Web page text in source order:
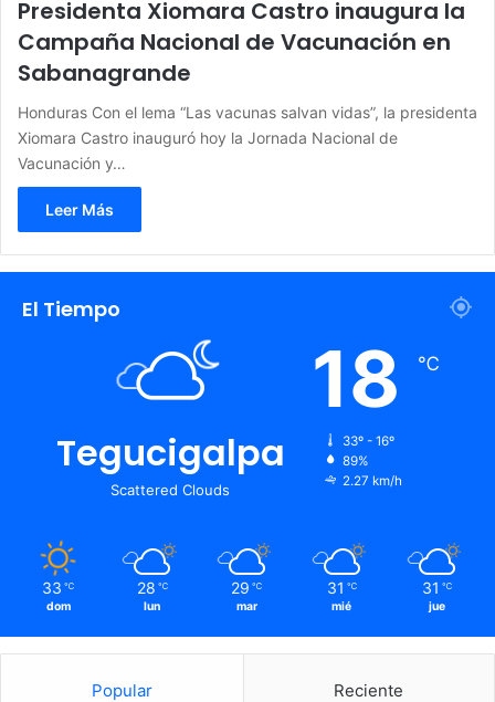
Presidenta Xiomara Castro inaugura la
Campaña Nacional de Vacunación en
Sabanagrande
Honduras Con el lema “Las vacunas salvan vidas”, la presidenta
Xiomara Castro inauguró hoy la Jornada Nacional de
Vacunación y…
Leer Más
El Tiempo
Tegucigalpa
Scattered Clouds
18 ℃
33º - 16º
89%
2.27 km/h
33 ℃
dom
28 ℃
lun
29 ℃
mar
31 ℃
mié
31 ℃
jue
Popular Reciente